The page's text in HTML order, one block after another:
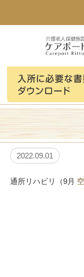
2022.09.01
通所リハビリ（9月